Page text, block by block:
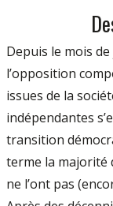
Depuis le mois
l’opposition
issues de la
indépendantes
transition
terme la majorité
ne l’ont pas